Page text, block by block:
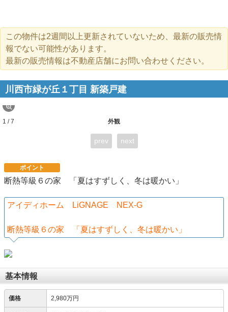
この物件は2週間以上更新されていないため、最新の販売情
報でない可能性があります。
最新の販売情報は不動産店舗にお問い合わせください。
川西市緑が丘１丁目 新築戸建
外観
1 / 7
prev next
ポイント
断熱等級６の家 「夏はすずしく、冬は暖かい」
アイディホーム LiGNAGE NEX-G
断熱等級６の家 「夏はすずしく、冬は暖かい」
基本情報
価格 2,980万円